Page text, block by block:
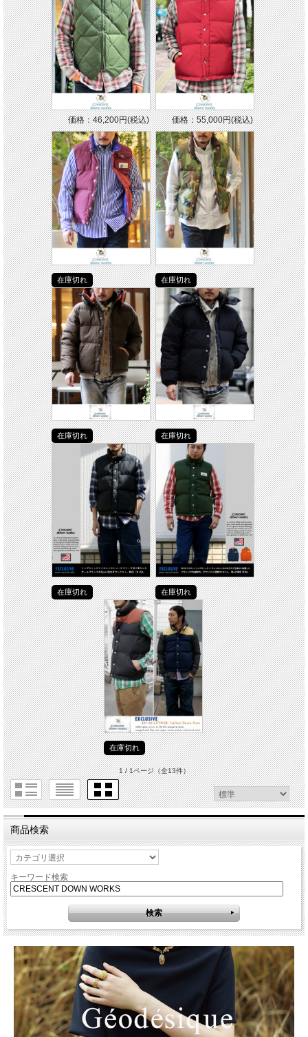
価格：46,200円(税込) 価格：55,000円(税込)
在庫切れ 在庫切れ
在庫切れ 在庫切れ
在庫切れ 在庫切れ
在庫切れ
1 / 1ページ（全13件）
商品検索
キーワード検索